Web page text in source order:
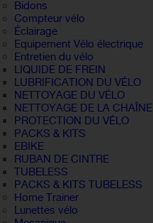
Bidons
Compteur vélo
Éclairage
Equipement Vélo électrique
Entretien du vélo
LIQUIDE DE FREIN
LUBRIFICATION DU VÉLO
NETTOYAGE DU VÉLO
NETTOYAGE DE LA CHAÎNE
PROTECTION DU VÉLO
PACKS & KITS
EBIKE
RUBAN DE CINTRE
TUBELESS
PACKS & KITS TUBELESS
Home Trainer
Lunettes vélo